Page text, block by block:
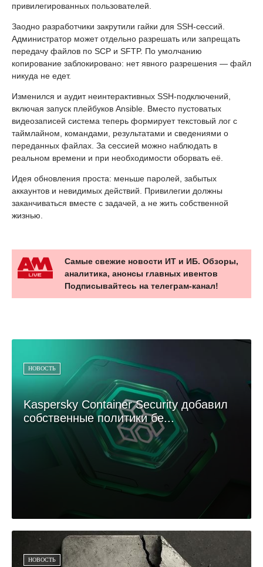
привилегированных пользователей.
Заодно разработчики закрутили гайки для SSH-сессий.
Администратор может отдельно разрешать или запрещать
передачу файлов по SCP и SFTP. По умолчанию
копирование заблокировано: нет явного разрешения — файл
никуда не едет.
Изменился и аудит неинтерактивных SSH-подключений,
включая запуск плейбуков Ansible. Вместо пустоватых
видеозаписей система теперь формирует текстовый лог с
таймлайном, командами, результатами и сведениями о
переданных файлах. За сессией можно наблюдать в
реальном времени и при необходимости оборвать её.
Идея обновления проста: меньше паролей, забытых
аккаунтов и невидимых действий. Привилегии должны
заканчиваться вместе с задачей, а не жить собственной
жизнью.
Самые свежие новости ИТ и ИБ. Обзоры,
аналитика, анонсы главных ивентов
Подписывайтесь на телеграм-канал!
НОВОСТЬ
Kaspersky Container Security добавил
собственные политики бе...
НОВОСТЬ